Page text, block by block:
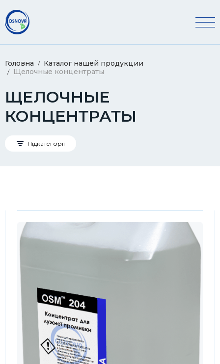
Головна
Каталог нашей продукции
Щелочные концентраты
ЩЕЛОЧНЫЕ
КОНЦЕНТРАТЫ
Підкатегорії